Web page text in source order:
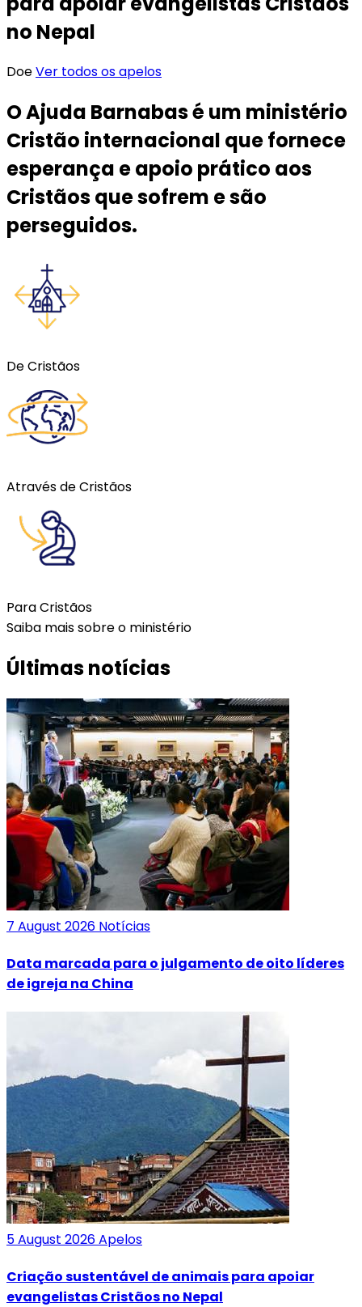
no Nepal
DoeVer todos os apelos
O Ajuda Barnabas é um ministério
Cristão internacional que fornece
esperança e apoio prático aos
Cristãos que sofrem e são
perseguidos.
De Cristãos
Através de Cristãos
Para Cristãos
Saiba mais sobre o ministério
Últimas notícias
7 August 2026 Notícias
Data marcada para o julgamento de oito líderes
de igreja na China
5 August 2026Apelos
Criação sustentável de animais para apoiar
evangelistas Cristãos no Nepal